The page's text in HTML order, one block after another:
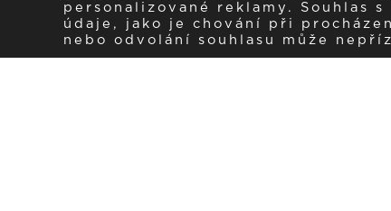
personalizované reklamy. Souhlas
údaje, jako je chování při
nebo odvolání souhlasu může